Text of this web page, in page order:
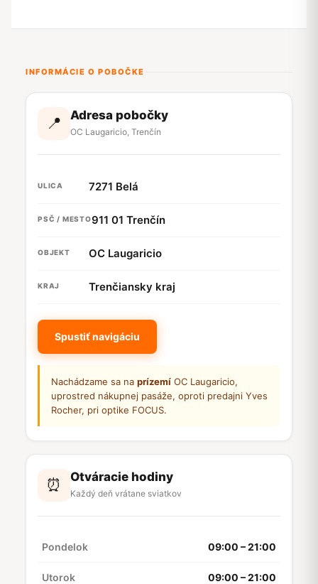
INFORMÁCIE O POBOČKE
📍 Adresa pobočky
OC Laugaricio, Trenčín
ULICA 7271 Belá
PSČ / MESTO911 01 Trenčín
OBJEKT OC Laugaricio
KRAJ Trenčiansky kraj
Spustiť navigáciu
Nachádzame sa na prízemí OC Laugaricio,
uprostred nákupnej pasáže, oproti predajni Yves
Rocher, pri optike FOCUS.
⏰ Otváracie hodiny
Každý deň vrátane sviatkov
Pondelok 09:00 – 21:00
Utorok 09:00 – 21:00